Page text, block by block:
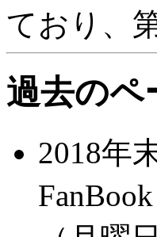
ており、
過去のペ
2018年